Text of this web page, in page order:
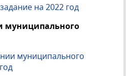
на 2022 год
муниципального
муниципального